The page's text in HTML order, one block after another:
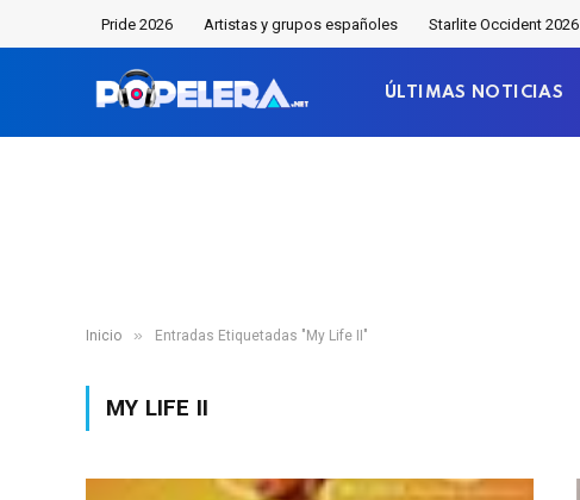
Pride 2026 Artistas y grupos españoles Starlite Occident 2026
ÚLTIMAS NOTICIAS
Inicio » Entradas Etiquetadas "My Life II"
MY LIFE II